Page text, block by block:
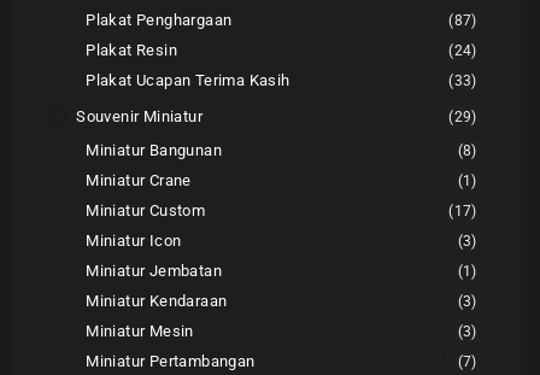
Plakat Penghargaan (87)
Plakat Resin (24)
Plakat Ucapan Terima Kasih (33)
Souvenir Miniatur (29)
Miniatur Bangunan (8)
Miniatur Crane (1)
Miniatur Custom (17)
Miniatur Icon (3)
Miniatur Jembatan (1)
Miniatur Kendaraan (3)
Miniatur Mesin (3)
Miniatur Pertambangan (7)